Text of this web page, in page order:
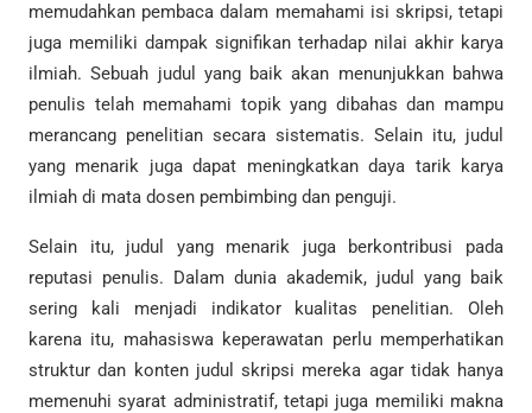
memudahkan pembaca dalam memahami isi skripsi, tetapi
juga memiliki dampak signifikan terhadap nilai akhir karya
ilmiah. Sebuah judul yang baik akan menunjukkan bahwa
penulis telah memahami topik yang dibahas dan mampu
merancang penelitian secara sistematis. Selain itu, judul
yang menarik juga dapat meningkatkan daya tarik karya
ilmiah di mata dosen pembimbing dan penguji.
Selain itu, judul yang menarik juga berkontribusi pada
reputasi penulis. Dalam dunia akademik, judul yang baik
sering kali menjadi indikator kualitas penelitian. Oleh
karena itu, mahasiswa keperawatan perlu memperhatikan
struktur dan konten judul skripsi mereka agar tidak hanya
memenuhi syarat administratif, tetapi juga memiliki makna